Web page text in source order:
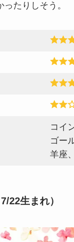
たりしそう。
コイ
ゴー
羊座
22生まれ）